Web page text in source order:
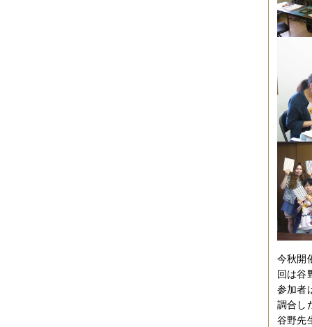
今秋開
回は谷
参加者
調合し
谷野先